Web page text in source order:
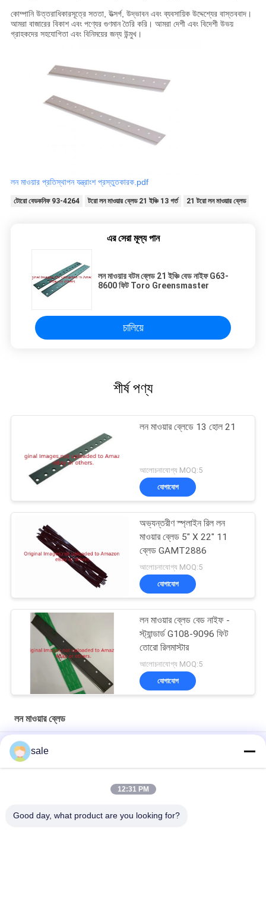
কোম্পানি উত্তরাধিকারসূত্রে সততা, উত্সর্গ, উদ্ভাবন এবং ব্যবসায়িক উদ্দেশ্যের বাস্তববাদ।
আমরা বাজারের বিকাশ এবং পণ্যের গুণমান তৈরি করি। আমরা দেশী এবং বিদেশী উভয়
গ্রাহকদের সহযোগিতা এবং বিনিময়ের জন্য উন্মুখ।
লন মাওয়ার প্রতিস্থাপন যন্ত্রাংশ প্রস্তুতকারক.pdf
টোরো বেডকনিফ 93-4264 টরো লন মাওয়ার ব্লেড 21 ইঞ্চি 13 গর্ত 21 টরো লন মাওয়ার ব্লেড
এর সেরা মূল্য পান
লন মাওয়ার বটম ব্লেড 21 ইঞ্চি বেড নাইফ G63-
8600 ফিট Toro Greensmaster
চালিয়ে
শীর্ষ পণ্য
লন মাওয়ার ব্লেডে 13 হোল 21
আলোচনাযোগ্য MOQ:5
যোগাযোগ
অভ্যন্তরীণ স্প্লাইন রিল লন
মাওয়ার ব্লেড 5" X 22" 11
ব্লেড GAMT2886
আলোচনাযোগ্য MOQ:5
যোগাযোগ
লন মাওয়ার ব্লেড বেড নাইফ -
স্ট্যান্ডার্ড G108-9096 ফিট
তোরো রিলমাস্টার
আলোচনাযোগ্য MOQ:5
যোগাযোগ
লন মাওয়ার ব্লেড
লন মাওয়ার ব্লেডস G503460 বেড নাইফ 22 ইন 13 হোলে জ্যাকবসেন মাওয়ার ফিট
লন কাটার Wldmt - সিলিন্ডার RHD, 26 "7 ছুরি GMBF0325B.07 জ্যাকবসেন
sale
12:31 PM
Good day, what product are you looking for?